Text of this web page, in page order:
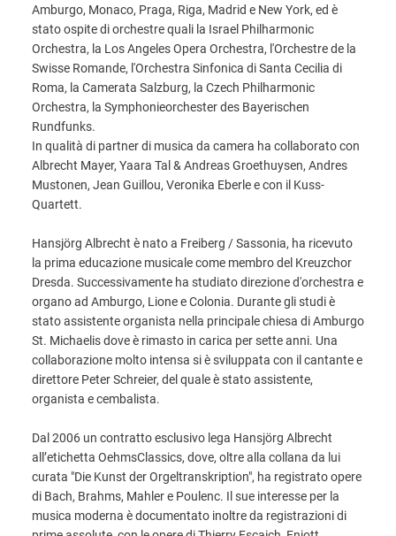
Amburgo, Monaco, Praga, Riga, Madrid e New York, ed è
stato ospite di orchestre quali la Israel Philharmonic
Orchestra, la Los Angeles Opera Orchestra, l'Orchestre de la
Swisse Romande, l'Orchestra Sinfonica di Santa Cecilia di
Roma, la Camerata Salzburg, la Czech Philharmonic
Orchestra, la Symphonieorchester des Bayerischen
Rundfunks.
In qualità di partner di musica da camera ha collaborato con
Albrecht Mayer, Yaara Tal & Andreas Groethuysen, Andres
Mustonen, Jean Guillou, Veronika Eberle e con il Kuss-
Quartett.
Hansjörg Albrecht è nato a Freiberg / Sassonia, ha ricevuto
la prima educazione musicale come membro del Kreuzchor
Dresda. Successivamente ha studiato direzione d'orchestra e
organo ad Amburgo, Lione e Colonia. Durante gli studi è
stato assistente organista nella principale chiesa di Amburgo
St. Michaelis dove è rimasto in carica per sette anni. Una
collaborazione molto intensa si è sviluppata con il cantante e
direttore Peter Schreier, del quale è stato assistente,
organista e cembalista.
Dal 2006 un contratto esclusivo lega Hansjörg Albrecht
all’etichetta OehmsClassics, dove, oltre alla collana da lui
curata "Die Kunst der Orgeltranskription", ha registrato opere
di Bach, Brahms, Mahler e Poulenc. Il sue interesse per la
musica moderna è documentato inoltre da registrazioni di